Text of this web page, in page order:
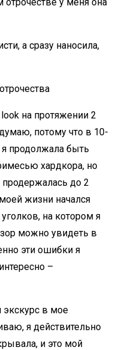
а сразу наносила,
на протяжении 2
потому что в 10-
я продолжала быть
хардкора, но
продержалась до 2
жизни начался
на котором я
можно увидеть в
эти ошибки я
–
в мое
я действительно
и это мой